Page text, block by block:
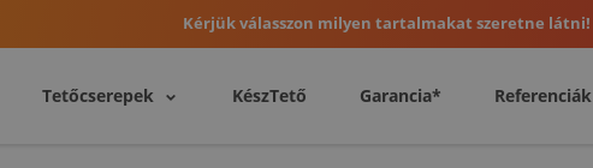
Kérjük válasszon milyen tartalmakat szeretne látni!
Tetőcserepek KészTető Garancia* Referenciák